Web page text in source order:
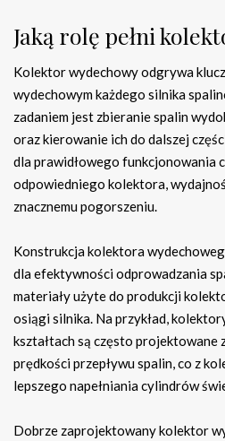
Jaką rolę pełni
Kolektor wydechowy odgrywa
wydechowym każdego silnika
zadaniem jest zbieranie spalin
oraz kierowanie ich do dalszej
dla prawidłowego funkcjonowania
odpowiedniego kolektora,
znacznemu pogorszeniu.
Konstrukcja kolektora
dla efektywności odprowadzania
materiały użyte do produkcji
osiągi silnika. Na przykład,
kształtach są często projektowane
prędkości przepływu spalin, co z
lepszego napełniania cylindrów
Dobrze zaprojektowany kolektor